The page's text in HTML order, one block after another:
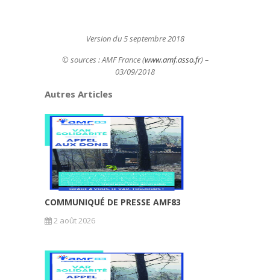
Version du 5 septembre 2018
© sources : AMF France (www.amf.asso.fr) –
03/09/2018
Autres Articles
COMMUNIQUÉ DE PRESSE AMF83
2 août 2026